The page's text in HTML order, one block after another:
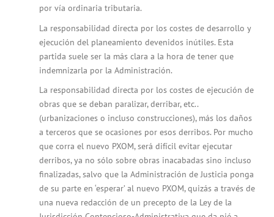
por vía ordinaria tributaria.
La responsabilidad directa por los costes de desarrollo y
ejecución del planeamiento devenidos inútiles. Esta
partida suele ser la más clara a la hora de tener que
indemnizarla por la Administración.
La responsabilidad directa por los costes de ejecución de
obras que se deban paralizar, derribar, etc..
(urbanizaciones o incluso construcciones), más los daños
a terceros que se ocasiones por esos derribos. Por mucho
que corra el nuevo PXOM, será difícil evitar ejecutar
derribos, ya no sólo sobre obras inacabadas sino incluso
finalizadas, salvo que la Administración de Justicia ponga
de su parte en ‘esperar’ al nuevo PXOM, quizás a través de
una nueva redacción de un precepto de la Ley de la